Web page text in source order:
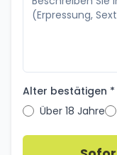
Alter bestätigen *
Über 18 Jahre